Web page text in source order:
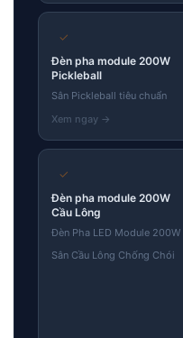
✓
Đèn pha module 200W
Pickleball
Sân Pickleball tiêu chuẩn
✓
Đèn pha module 200W
Cầu Lông
Đèn Pha LED Module 200W
Sân Cầu Lông Chống Chói